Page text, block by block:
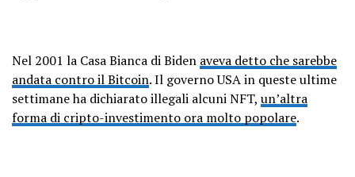
Nel 2001 la Casa Bianca di Biden aveva detto che sarebbe
andata contro il Bitcoin. Il governo USA in queste ultime
settimane ha dichiarato illegali alcuni NFT, un’altra
forma di cripto-investimento ora molto popolare.